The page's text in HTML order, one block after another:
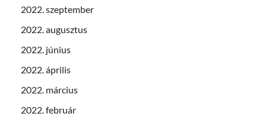
2022. szeptember
2022. augusztus
2022. június
2022. április
2022. március
2022. február